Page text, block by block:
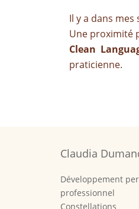
Il y a dans
Une proximité
Clean
praticienne.
Claudia
Développement
professionnel
Constellations